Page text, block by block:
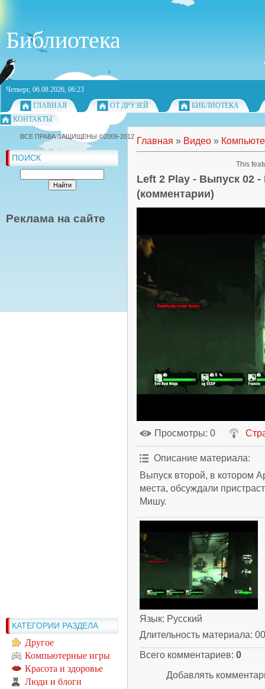
Библиотека
Четверг, 06.08.2026, 06:23
ГЛАВНАЯ
ОТ ДРУЗЕЙ
БИБЛИОТЕКА
КОНТАКТЫ
ПОИСК
Реклама на сайте
КАТЕГОРИИ РАЗДЕЛА
Другое
Компьютерные игры
Красота и здоровье
Люди и блоги
Главная » Видео »
Left 2 Play - Выпуск 02 -
(комментарии)
Просмотры: 0
Описание материала:
Выпуск второй, в котором
места, обсуждали
Мишу.
Язык: Русский
Длительность материала:
Всего комментариев: 0
Добавлять
ВСЕ ПРАВА ЗАЩИЩЕНЫ ©2009-2012
This